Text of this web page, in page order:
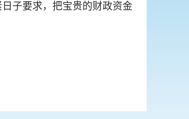
子要求，把宝贵的财政资金